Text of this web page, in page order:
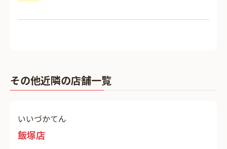
その他近隣の店舗一覧
いいづかてん
飯塚店